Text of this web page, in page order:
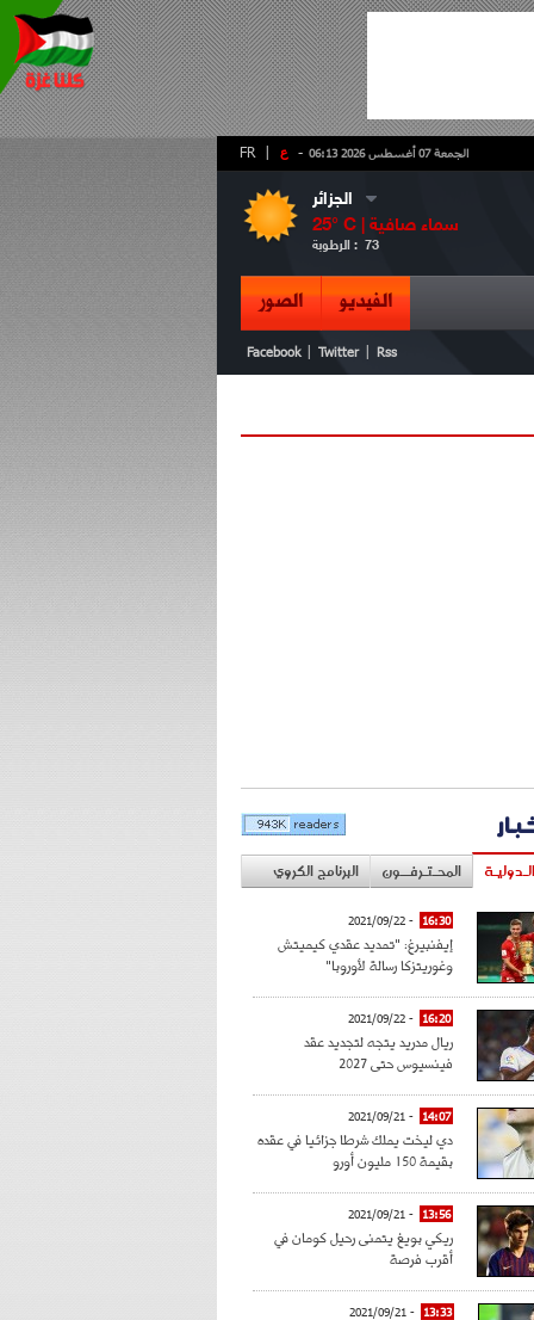
- ع FR الجمعة 07 أغسطس 2026 06:13
الجزائر
25° C | سماء صافية
الرطوبة : 73
الفيديو الصور
Facebook Twitter Rss
المحـتـرفــون البرنامج الكروي
16:30
- 2021/09/22
إيفنبيرغ: "تمديد عقدي كيميتش
وغوريتزكا رسالة لأوروبا"
16:20
- 2021/09/22
ريال مدريد يتجه لتجديد عقد
فينسيوس حتى 2027
14:07
- 2021/09/21
دي ليخت يملك شرطا جزائيا في عقده
بقيمة 150 مليون أورو
13:56
- 2021/09/21
ريكي بويغ يتمنى رحيل كومان في
أقرب فرصة
13:33
- 2021/09/21